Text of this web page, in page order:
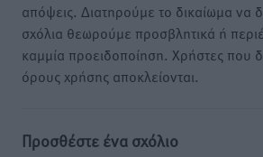
απόψεις. Διατηρούμε το δικαίωμα να
σχόλια θεωρούμε προσβλητικά ή
καμμία προειδοποίηση. Χρήστες που
όρους χρήσης αποκλείονται.
Προσθέστε ένα σχόλιο